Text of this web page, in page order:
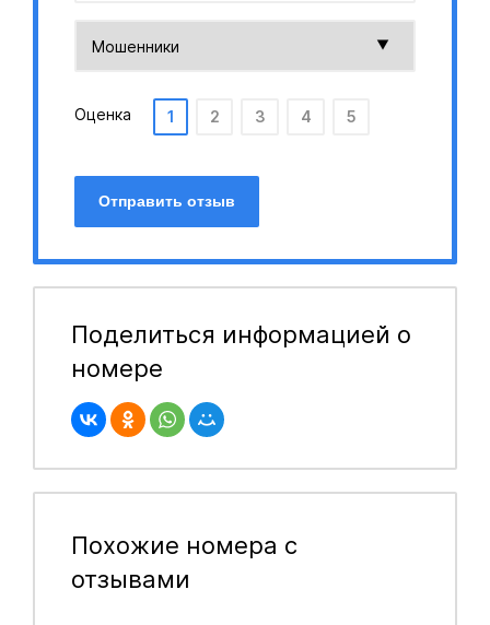
Оценка 1 2 3 4 5
Отправить отзыв
Поделиться информацией о
номере
Похожие номера с
отзывами